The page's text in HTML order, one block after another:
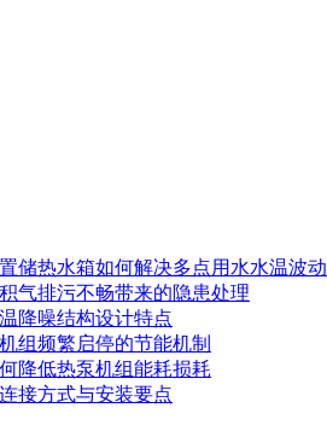
储热水箱如何解决多点用水水温波动
气排污不畅带来的隐患处理
降噪结构设计特点
组频繁启停的节能机制
降低热泵机组能耗损耗
接方式与安装要点